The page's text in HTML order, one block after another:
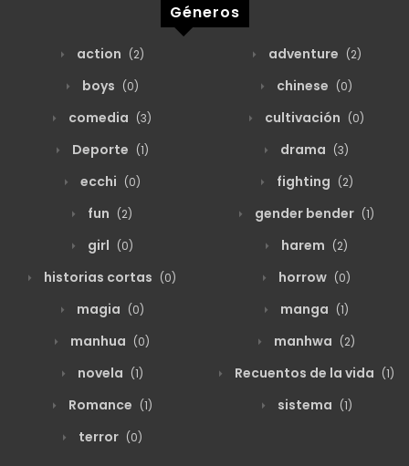
Géneros
action (2) adventure (2)
boys (0) chinese (0)
comedia (3) cultivación (0)
Deporte (1) drama (3)
ecchi (0) fighting (2)
fun (2) gender bender (1)
girl (0) harem (2)
historias cortas (0) horrow (0)
magia (0) manga (1)
manhua (0) manhwa (2)
novela (1) Recuentos de la vida (1)
Romance (1) sistema (1)
terror (0)